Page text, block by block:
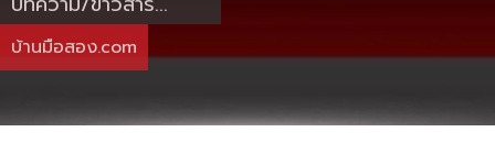
บ้านมือสอง.com